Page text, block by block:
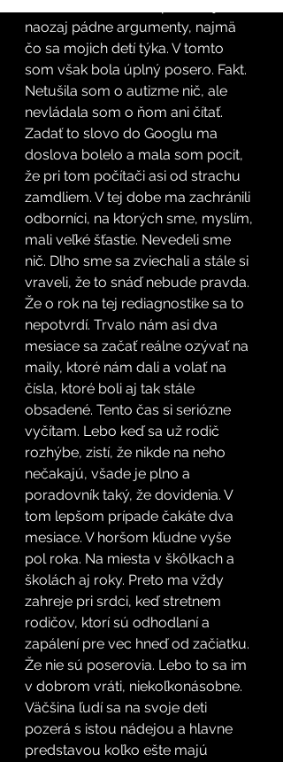
naozaj pádne argumenty, najmä
čo sa mojich detí týka. V tomto
som však bola úplný posero. Fakt.
Netušila som o autizme nič, ale
nevládala som o ňom ani čítať.
Zadať to slovo do Googlu ma
doslova bolelo a mala som pocit,
že pri tom počítači asi od strachu
zamdliem. V tej dobe ma zachránili
odborníci, na ktorých sme, myslím,
mali veľké šťastie. Nevedeli sme
nič. Dlho sme sa zviechali a stále si
vraveli, že to snáď nebude pravda.
Že o rok na tej rediagnostike sa to
nepotvrdí. Trvalo nám asi dva
mesiace sa začať reálne ozývať na
maily, ktoré nám dali a volať na
čísla, ktoré boli aj tak stále
obsadené. Tento čas si seriózne
vyčítam. Lebo keď sa už rodič
rozhýbe, zistí, že nikde na neho
nečakajú, všade je plno a
poradovník taký, že dovidenia. V
tom lepšom prípade čakáte dva
mesiace. V horšom kľudne vyše
pol roka. Na miesta v škôlkach a
školách aj roky. Preto ma vždy
zahreje pri srdci, keď stretnem
rodičov, ktorí sú odhodlaní a
zapálení pre vec hneď od začiatku.
Že nie sú poserovia. Lebo to sa im
v dobrom vráti, niekoľkonásobne.
Väčšina ľudí sa na svoje deti
pozerá s istou nádejou a hlavne
predstavou koľko ešte majú